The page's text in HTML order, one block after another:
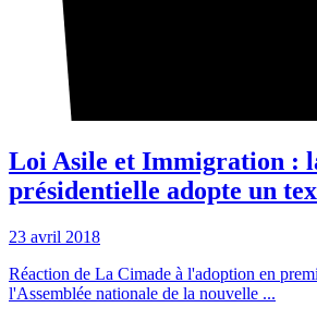
Loi Asile et Immigration :
présidentielle adopte un
23 avril 2018
Réaction de La Cimade à l'adoption en
l'Assemblée nationale de la nouvelle ...